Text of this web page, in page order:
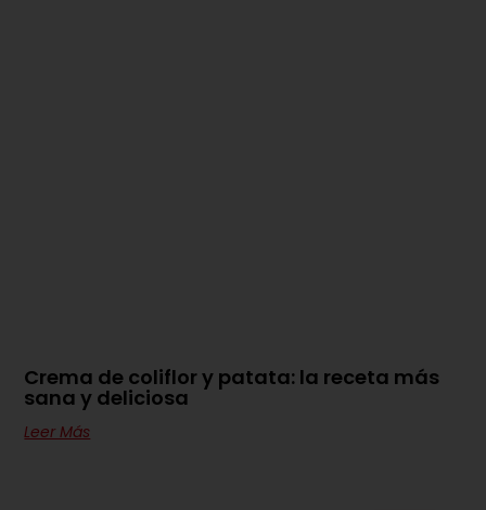
Crema de coliflor y patata: la receta más
sana y deliciosa
Leer Más